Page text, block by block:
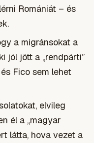
Romániát – és
a migránsokat a
jól jött a „rendpárti”
Fico sem lehet
elvileg
él a „magyar
látta, hova vezet a